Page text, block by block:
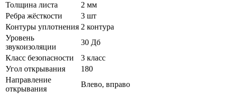
Толщина листа
2 мм
Ребра жёсткости
3 шт
Контуры уплотнения 2 контура
Уровень
звукоизоляции
30 Дб
Класс безопасности
3 класс
Угол открывания
180
Направление
открывания
Влево, вправо